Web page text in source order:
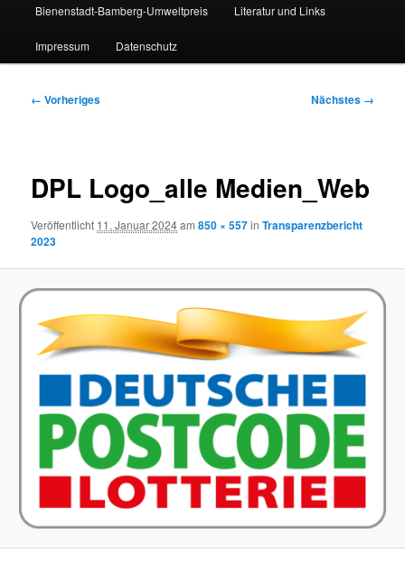
Bienenstadt-Bamberg-Umweltpreis Literatur und Links
Impressum Datenschutz
Bilder-
← Vorheriges Nächstes →
DPL Logo_alle Medien_Web
Veröffentlicht 11. Januar 2024am850 × 557inTransparenzbericht
2023